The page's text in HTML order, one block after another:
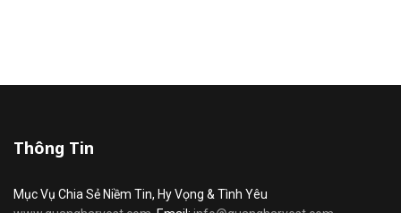
Thông Tin
Mục Vụ Chia Sẻ Niềm Tin, Hy Vọng & Tình Yêu